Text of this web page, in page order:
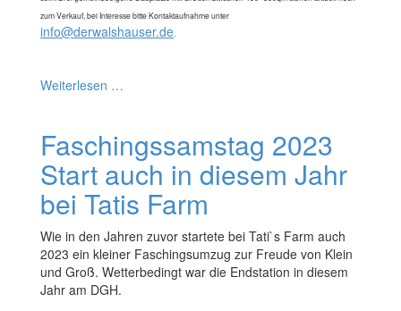
zum Verkauf, bei Interesse bitte Kontaktaufnahme unter
info@derwalshauser.de
Weiterlesen …
Faschingssamstag 2023
Start auch in diesem Jahr
bei Tatis Farm
Wie in den Jahren zuvor startete bei Tati`s Farm auch
2023 ein kleiner Faschingsumzug zur Freude von Klein
und Groß. Wetterbedingt war die Endstation in diesem
Jahr am DGH.